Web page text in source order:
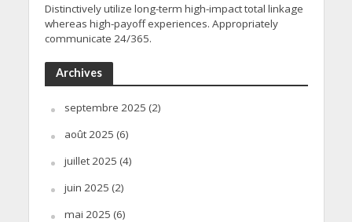
Distinctively utilize long-term high-impact total linkage
whereas high-payoff experiences. Appropriately
communicate 24/365.
Archives
septembre 2025 (2)
août 2025 (6)
juillet 2025 (4)
juin 2025 (2)
mai 2025 (6)